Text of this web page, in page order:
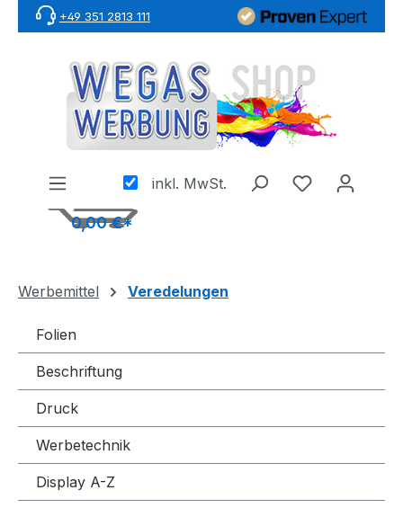
Zum Hauptinhalt springen
+49 351 2813 111
inkl. MwSt.
0,00 €*
Werbemittel Veredelungen
Folien
Beschriftung
Druck
Werbetechnik
Display A-Z